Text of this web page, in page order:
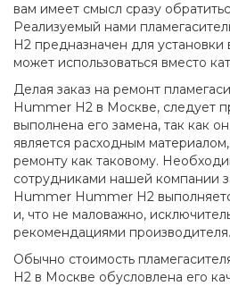
вам имеет смысл сразу
Реализуемый нами
H2 предназначен для
может использоваться вместо
Делая заказ на ремонт
Hummer H2 в Москве, следует
выполнена его замена, так как
является расходным
ремонту как таковому.
сотрудниками нашей компании
Hummer Hummer H2
и, что не маловажно,
рекомендациями производителя.
Обычно стоимость
H2 в Москве обусловлена его